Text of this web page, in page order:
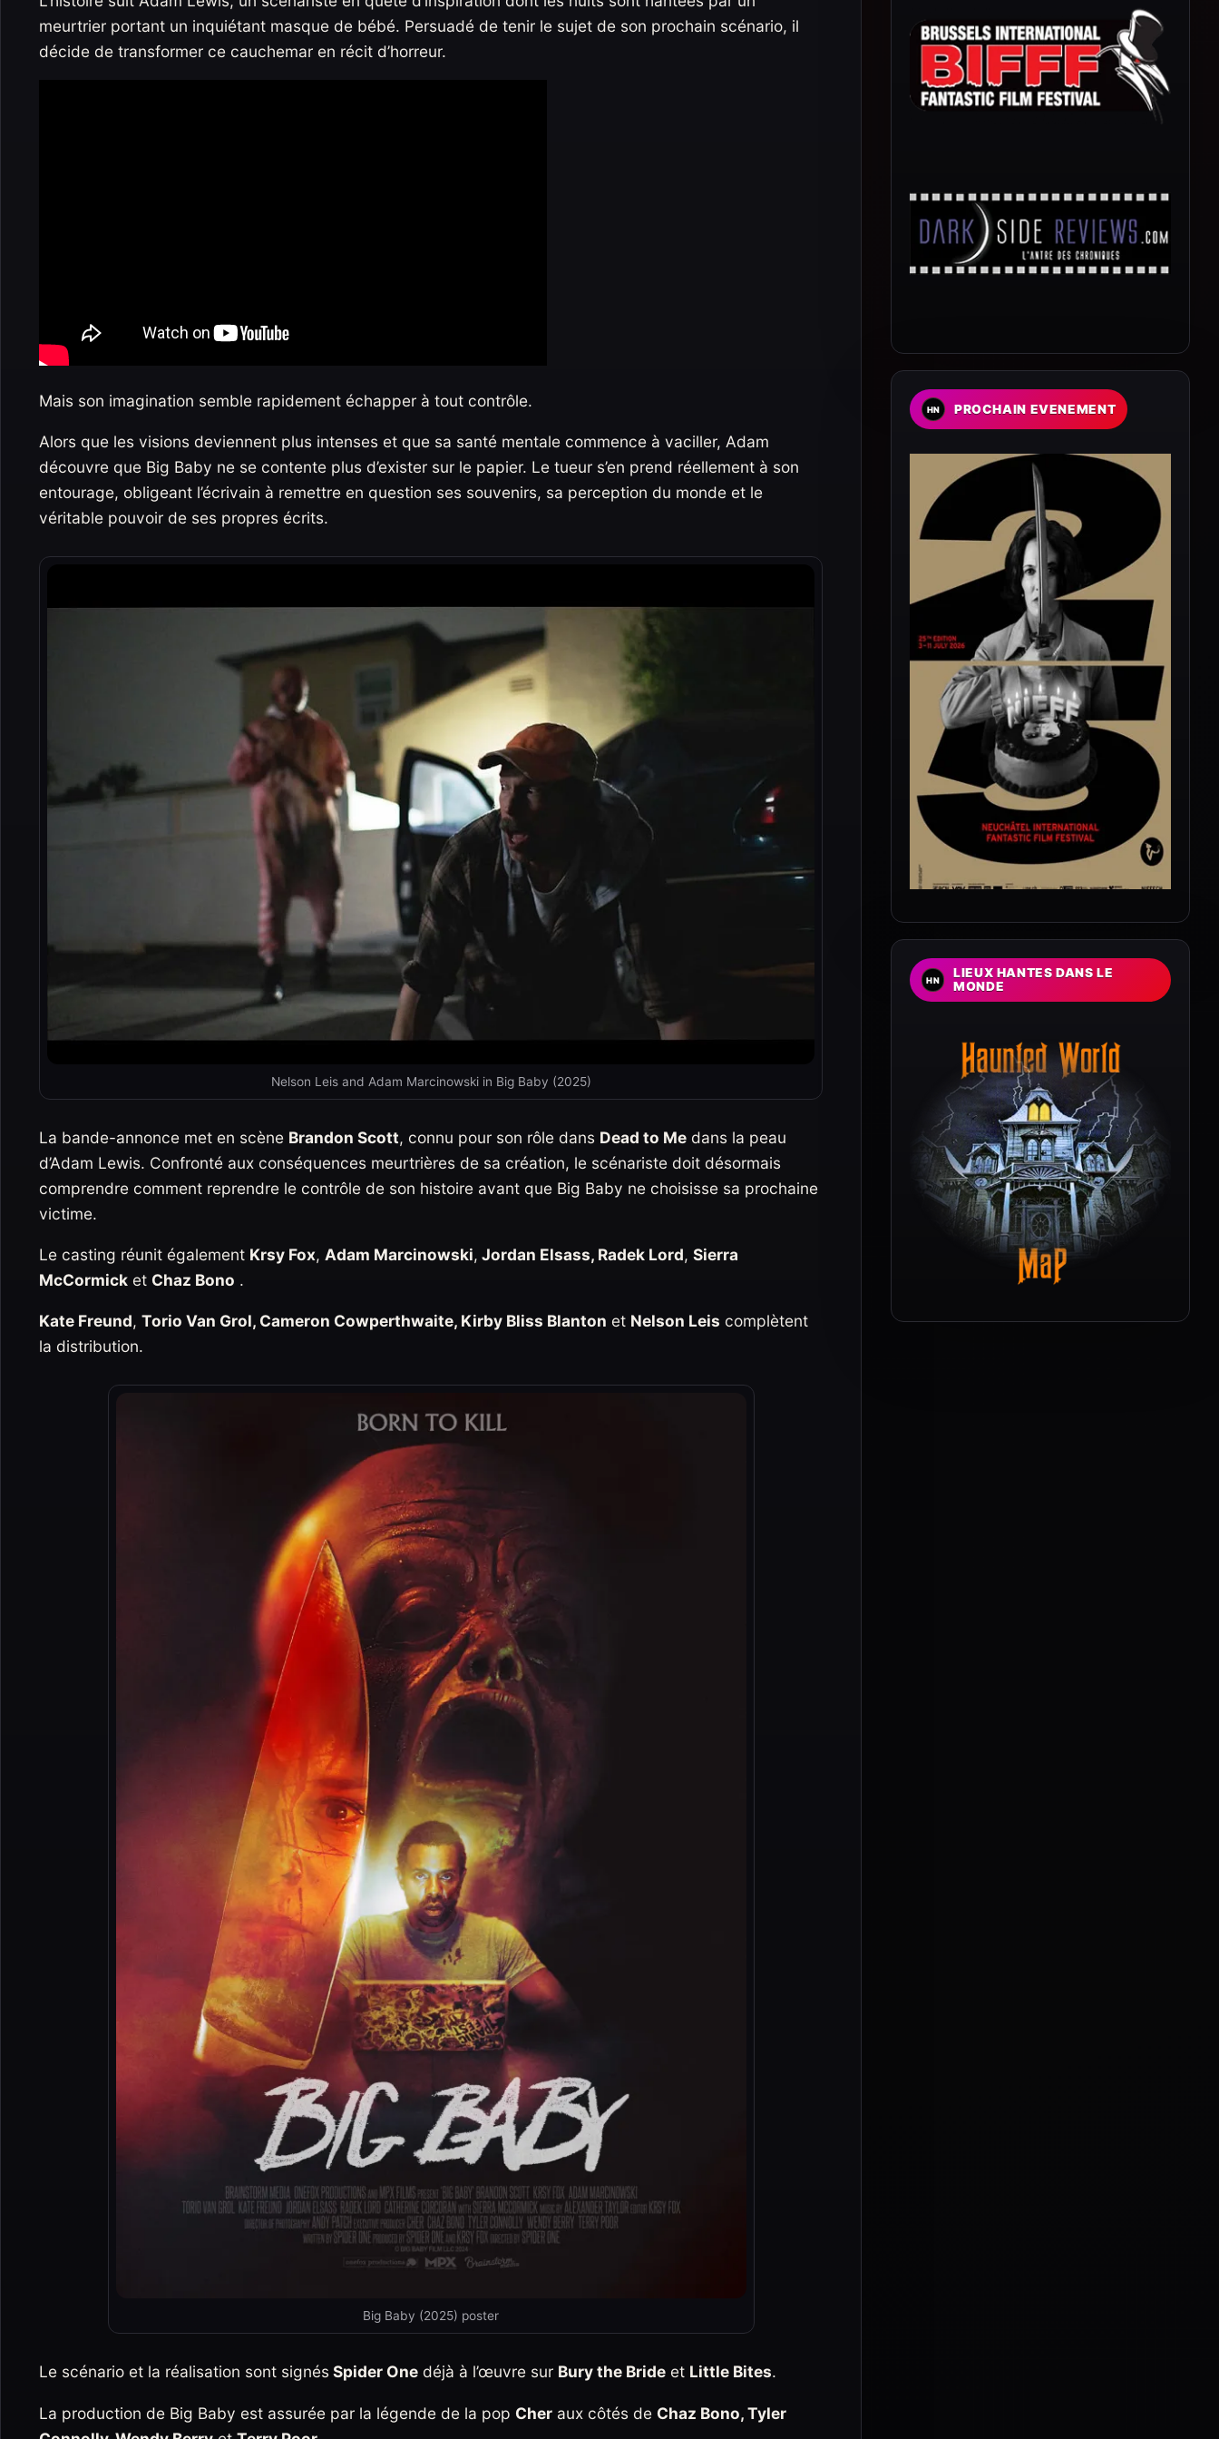
meurtrier portant un inquiétant masque de bébé. Persuadé de tenir le sujet de son prochain scénario, il
décide de transformer ce cauchemar en récit d’horreur.
Mais son imagination semble rapidement échapper à tout contrôle.
Alors que les visions deviennent plus intenses et que sa santé mentale commence à vaciller, Adam
découvre que Big Baby ne se contente plus d’exister sur le papier. Le tueur s’en prend réellement à son
entourage, obligeant l’écrivain à remettre en question ses souvenirs, sa perception du monde et le
véritable pouvoir de ses propres écrits.
Nelson Leis and Adam Marcinowski in Big Baby (2025)
La bande-annonce met en scène Brandon Scott, connu pour son rôle dans Dead to Me dans la peau
d’Adam Lewis. Confronté aux conséquences meurtrières de sa création, le scénariste doit désormais
comprendre comment reprendre le contrôle de son histoire avant que Big Baby ne choisisse sa prochaine
victime.
Le casting réunit également Krsy Fox, Adam Marcinowski, Jordan Elsass, Radek Lord, Sierra
McCormick et Chaz Bono .
Kate Freund, Torio Van Grol, Cameron Cowperthwaite, Kirby Bliss Blanton et Nelson Leis complètent
la distribution.
Big Baby (2025) poster
Le scénario et la réalisation sont signés Spider One déjà à l’œuvre sur Bury the Bride et Little Bites.
La production de Big Baby est assurée par la légende de la pop Cher aux côtés de Chaz Bono, Tyler
PROCHAIN EVENEMENT
LIEUX HANTES DANS LE
MONDE